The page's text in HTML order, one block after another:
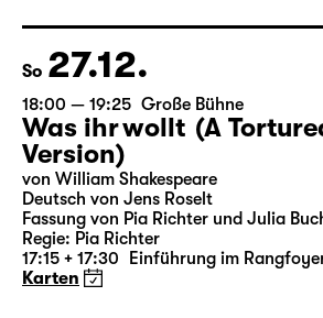
Regie: Tina Lanik
Karten
Mi 20.01.
19:30 — 21:15 Große Bühne
Auftragswerk des Schauspiel Leipzig
deutsche märchen (UA)
(& super creeps)
von Thomas Köck
Regie: Elsa-Sophie Jach